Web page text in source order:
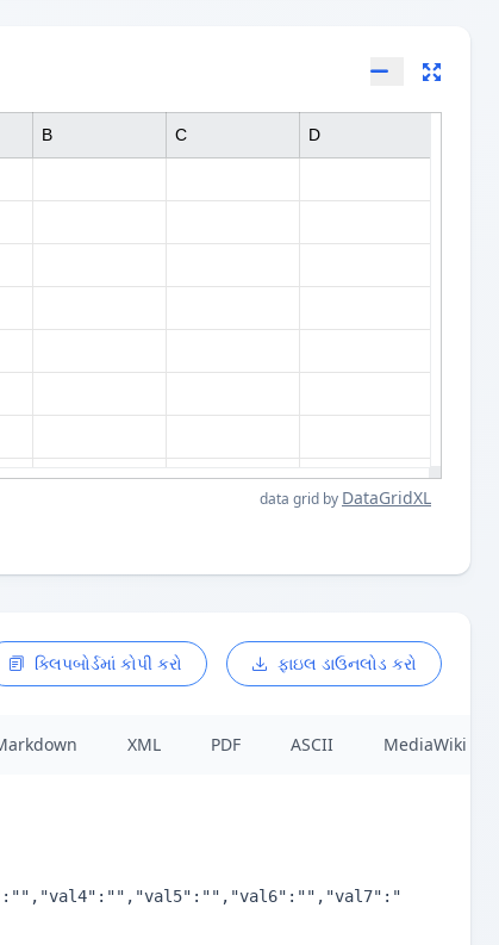
B C D
data grid by DataGridXL
ક્લિપબોર્ડમાં કોપી કરો ફાઇલ ડાઉનલોડ કરો
XML PDF ASCII MediaWiki